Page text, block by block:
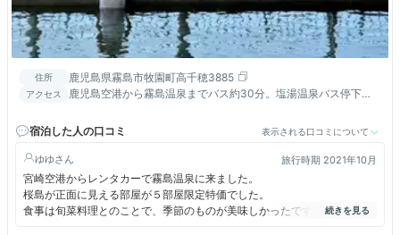
住所 鹿児島県霧島市牧園町高千穂3885
アクセス
鹿児島空港から霧島温泉までバス約30分。塩湯温泉バス停下
宿泊した人の口コミ
表示される口コミについて
ゆゆ 旅行時期 2021年10月
宮崎空港からレンタカーで霧島温泉に来ました。
桜島が正面に見える部屋が５部屋限定特価でした。
食事は旬菜料理とのことで、季節のものが美味しかったです。
朝食は一般的なバイキングでした。